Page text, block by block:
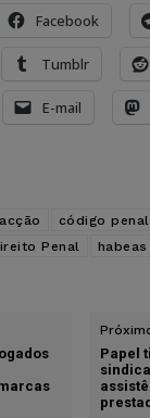
Facebook
Tumblr
E-mail
código penal
Penal
Papel